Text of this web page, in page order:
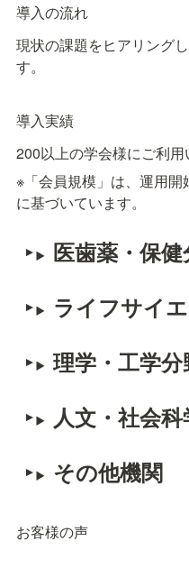
導入の流れ
現状の課題をヒアリング
す。
導入実績
200以上の学会様にご利用
※「会員規模」は、運用
に基づいています。
医歯薬・保
ライフサイ
理学・工学分
人文・社会
その他機関
お客様の声